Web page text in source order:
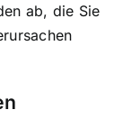
ab, die Sie